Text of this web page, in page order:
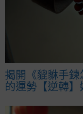
揭開《貔貅手
的運勢【逆轉】